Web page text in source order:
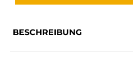
BESCHREIBUNG